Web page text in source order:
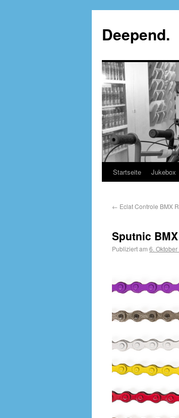
Deepend.
Startseite Jukebox
← Eclat Controle BMX
Sputnic
Publiziert am 6. Oktober